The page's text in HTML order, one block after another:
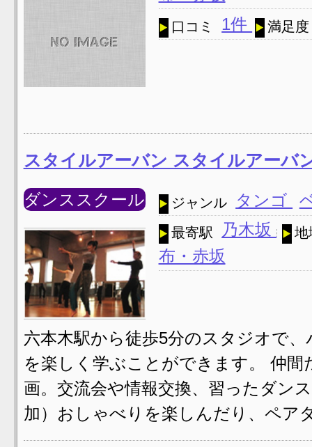
口コミ 1件 満足度
スタイルアーバン スタイルアーバ
ダンススクール ジャンル タンゴ
最寄駅 乃木坂 地
布・赤坂
六本木駅から徒歩5分のスタジオで
を楽しく学ぶことができます。 仲
画。交流会や情報交換、習ったダン
加）おしゃべりを楽しんだり、ペ